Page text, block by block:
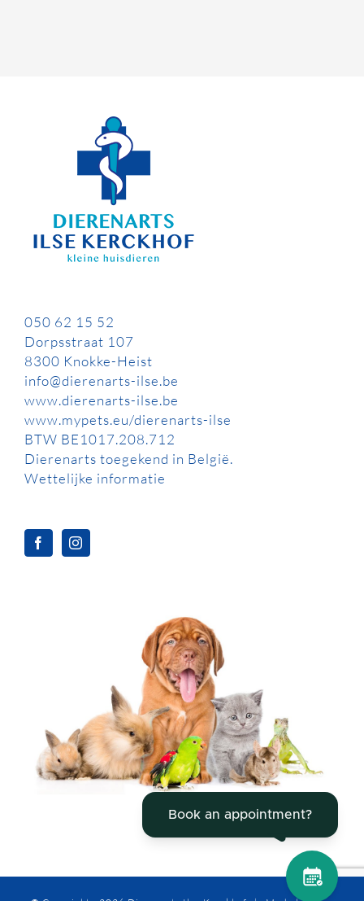
050 62 15 52
Dorpsstraat 107
8300 Knokke-Heist
info@dierenarts-ilse.be
www.dierenarts-ilse.be
www.mypets.eu/dierenarts-ilse
BTW BE1017.208.712
Dierenarts toegekend in België.
Wettelijke informatie